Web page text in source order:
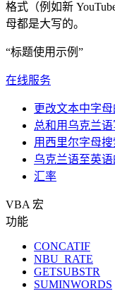
格式（例如新
母都是大写的。
“标题使用示例”
在线服务
更改文本中字
总和用乌克兰
用西里尔字母
乌克兰语至英
汇率
VBA 宏
功能
CONCATIF
NBU_RATE
GETSUBSTR
SUMINWORDS